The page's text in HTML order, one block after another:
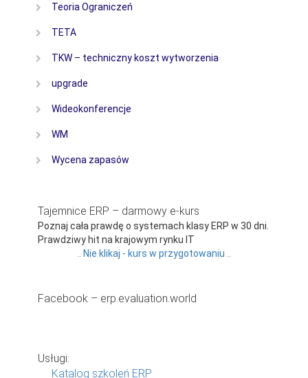
Teoria Ograniczeń
TETA
TKW – techniczny koszt wytworzenia
upgrade
Wideokonferencje
WM
Wycena zapasów
Tajemnice ERP – darmowy e-kurs
Poznaj cała prawdę o systemach klasy ERP w 30 dni.
Prawdziwy hit na krajowym rynku IT
.. Nie klikaj - kurs w przygotowaniu ..
Facebook – erp.evaluation.world
Usługi:
Katalog szkoleń ERP